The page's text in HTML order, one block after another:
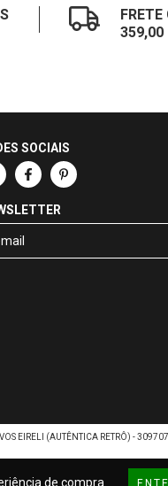
de compra.
359,00
SOCIAIS
EIRELI (AUTÊNTICA RETRÔ) -